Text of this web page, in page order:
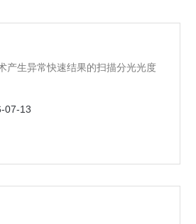
产生异常快速结果的扫描分光光度
07-13